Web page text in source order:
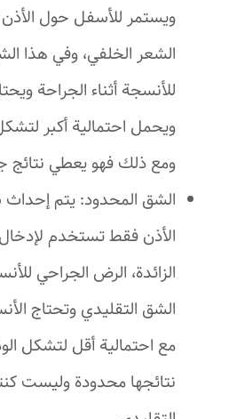
ويستمر للأسفل حول
الشعر الخلفي، وفي هذا
للأنسجة أثناء الجراحة
ويحمل احتمالية أكبر
ومع ذلك فهو يعطي نتائج
الشق المحدود: يتم
الأذن فقط تستخدم
الزائدة، الرض الجراحي
الشق التقليدي وتحتاج
مع احتمالية أقل لتشكل
نتائجها محدودة وليست